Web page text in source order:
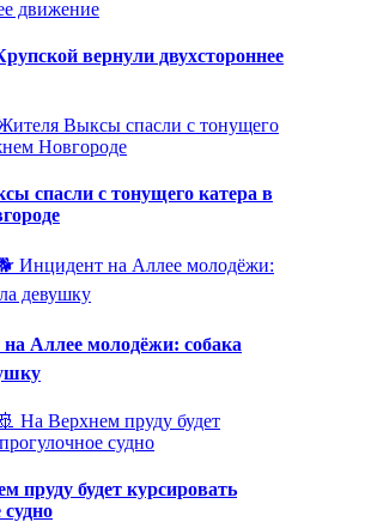
вернули двухстороннее
спасли с тонущего катера в
Аллее молодёжи: собака
пруду будет курсировать